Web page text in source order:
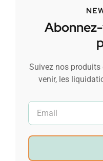
Suivez nos produits
venir, les